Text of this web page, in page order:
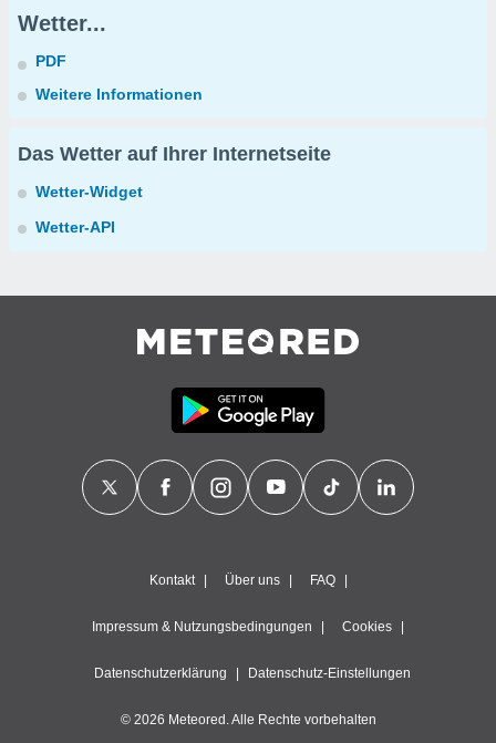
Wetter...
PDF
Weitere Informationen
Das Wetter auf Ihrer Internetseite
Wetter-Widget
Wetter-API
Kontakt Über uns FAQ
Impressum & Nutzungsbedingungen Cookies
Datenschutzerklärung Datenschutz-Einstellungen
© 2026 Meteored. Alle Rechte vorbehalten